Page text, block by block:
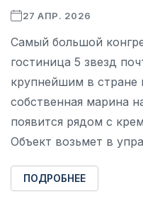
27 АПР. 2026
Самый большой
гостиница 5 звезд
крупнейшим в стране
собственная марина
появится рядом с
Объект возьмет в
ПОДРОБНЕЕ